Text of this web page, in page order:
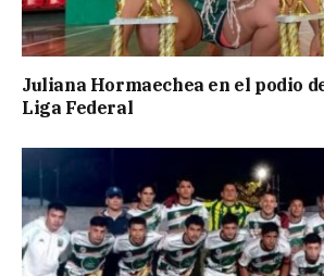
Juliana Hormaechea en el podio
Liga Federal